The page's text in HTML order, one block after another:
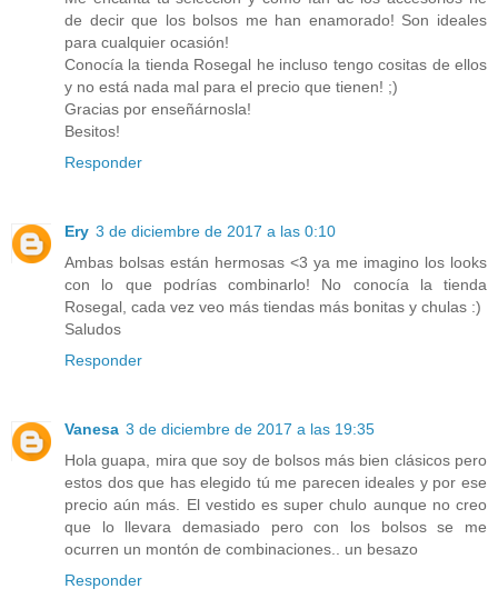
de decir que los bolsos me han enamorado! Son ideales
para cualquier ocasión!
Conocía la tienda Rosegal he incluso tengo cositas de ellos
y no está nada mal para el precio que tienen! ;)
Gracias por enseñárnosla!
Besitos!
Responder
Ery 3 de diciembre de 2017 a las 0:10
Ambas bolsas están hermosas <3 ya me imagino los looks
con lo que podrías combinarlo! No conocía la tienda
Rosegal, cada vez veo más tiendas más bonitas y chulas :)
Saludos
Responder
Vanesa 3 de diciembre de 2017 a las 19:35
Hola guapa, mira que soy de bolsos más bien clásicos pero
estos dos que has elegido tú me parecen ideales y por ese
precio aún más. El vestido es super chulo aunque no creo
que lo llevara demasiado pero con los bolsos se me
ocurren un montón de combinaciones.. un besazo
Responder